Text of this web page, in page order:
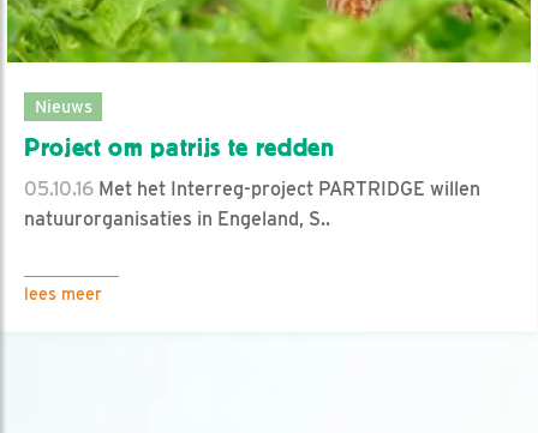
Nieuws
Project om patrijs te redden
05.10.16 Met het Interreg-project PARTRIDGE willen
natuurorganisaties in Engeland, S..
lees meer